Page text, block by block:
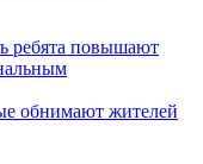
ребята повышают
обнимают жителей